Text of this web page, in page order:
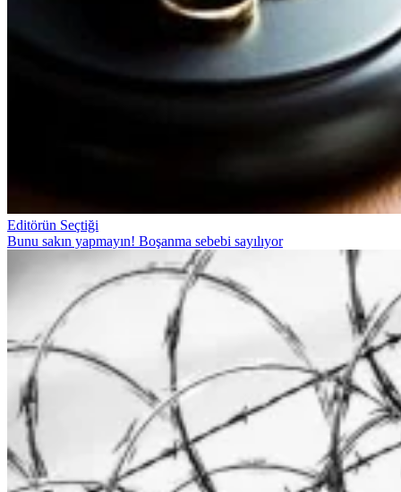
Editörün Seçtiği
Bunu sakın yapmayın! Boşanma sebebi sayılıyor